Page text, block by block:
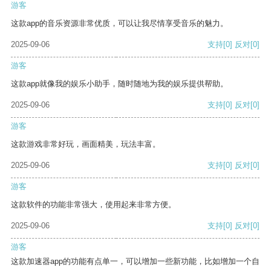
游客
这款app的音乐资源非常优质，可以让我尽情享受音乐的魅力。
2025-09-06 支持[0] 反对[0]
游客
这款app就像我的娱乐小助手，随时随地为我的娱乐提供帮助。
2025-09-06 支持[0] 反对[0]
游客
这款游戏非常好玩，画面精美，玩法丰富。
2025-09-06 支持[0] 反对[0]
游客
这款软件的功能非常强大，使用起来非常方便。
2025-09-06 支持[0] 反对[0]
游客
这款加速器app的功能有点单一，可以增加一些新功能，比如增加一个自